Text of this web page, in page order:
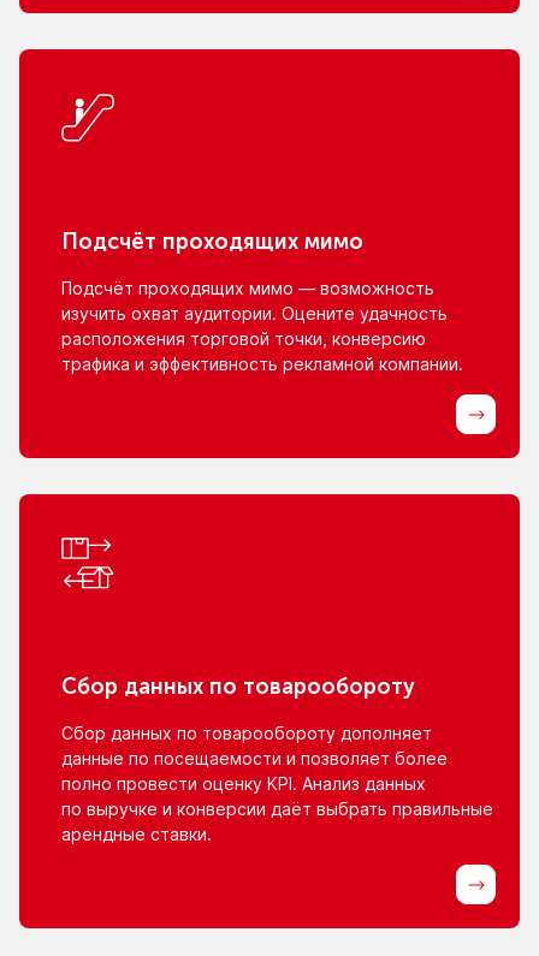
Подсчёт проходящих мимо
Подсчёт проходящих мимо — возможность
изучить охват аудитории. Оцените удачность
расположения торговой точки, конверсию
трафика и эффективность рекламной компании.
Сбор данных по товарообороту
Сбор данных по товарообороту дополняет
данные по посещаемости и позволяет более
полно провести оценку KPI. Анализ данных
по выручке и конверсии даёт выбрать правильные
арендные ставки.